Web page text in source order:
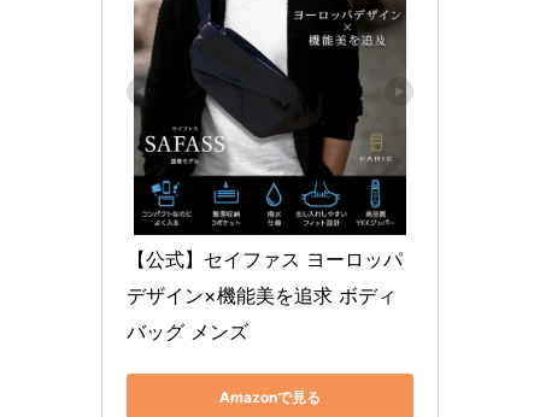
【公式】セイファス ヨーロッパ
デザイン×機能美を追求 ボディ
バッグ メンズ
Amazonで見る